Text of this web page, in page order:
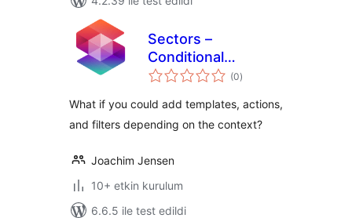
Sectors –
Conditional
Templates & Hooks
(0toplam
puan
)
What if you could add templates, actions,
and filters depending on the context?
Joachim Jensen
10+ etkin kurulum
6.6.5 ile test edildi